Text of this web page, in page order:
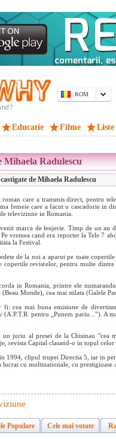
ROM
Educatie Filme Liste
Mihaela Radulescu
de Mihaela Radulescu
care a transmis direct, pentru
femeie care a facut o cascadorie
televiziune in Romania.
marca de lenjerie. Timp de un
vremea cand era reporter la Tele 7
la Festival.
de la noi a aparut pe toate
revistelor, pentru multe
in Romania, printre ele
Monde), cea mai stilata (Galele
fi: cea mai buna emisiune de
pentru „Punem pariu...”). A
juriu al presei de la Chisinau "cea
revista Capital clasand-o in topul
1994, clipul trupei Directia 5, iar in
cu multinationale, cu prestigioase
Populare Cele mai votate